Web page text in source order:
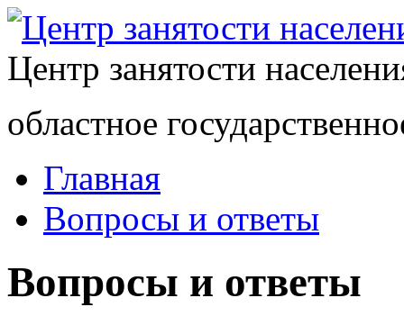
Центр занятости
областное
Главная
Вопросы и ответы
Вопросы и ответы